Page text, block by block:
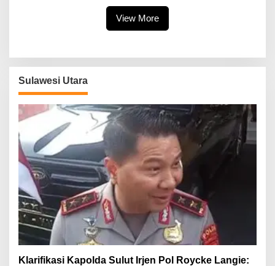
View More
Sulawesi Utara
Klarifikasi Kapolda Sulut Irjen Pol Roycke Langie: